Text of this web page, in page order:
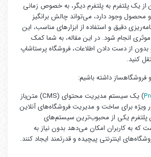
از یک پلتفرم به پلتفرم دیگر، به خصوص زمانی
محصول وجود دارد، می‌تواند چالش برانگیز
دقیق و استفاده از ابزارهای مناسب، این
موثری انجام شود. در این مقاله، به شما کمک
بدون از دست دادن اطلاعات، فروشگاه پرستاشاپ
کنید.
داشته باشیم:
) یک سیستم مدیریت محتوای (CMS) متن‌باز
ویژه برای ساخت و مدیریت فروشگاه‌های آنلاین
یکی از محبوب‌ترین سیستم‌های
به کاربران امکان می‌دهد بدون نیاز به
اینترنتی پیچیده و قدرتمند ایجاد کنند.